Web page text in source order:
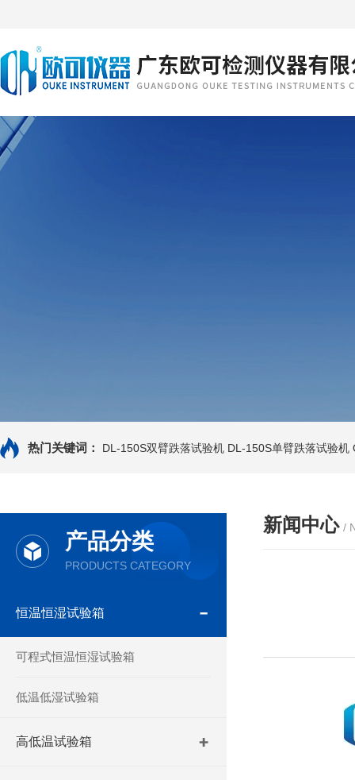
热门关键词： DL-150S双臂跌落试验机 DL-150S单臂跌落试验机
产品分类
PRODUCTS CATEGORY
恒温恒湿试验箱
可程式恒温恒湿试验箱
低温低湿试验箱
高低温试验箱
新闻中心 /